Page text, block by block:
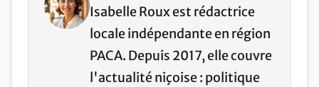
Isabelle Roux est rédactrice
locale indépendante en région
PACA. Depuis 2017, elle couvre
l'actualité niçoise : politique